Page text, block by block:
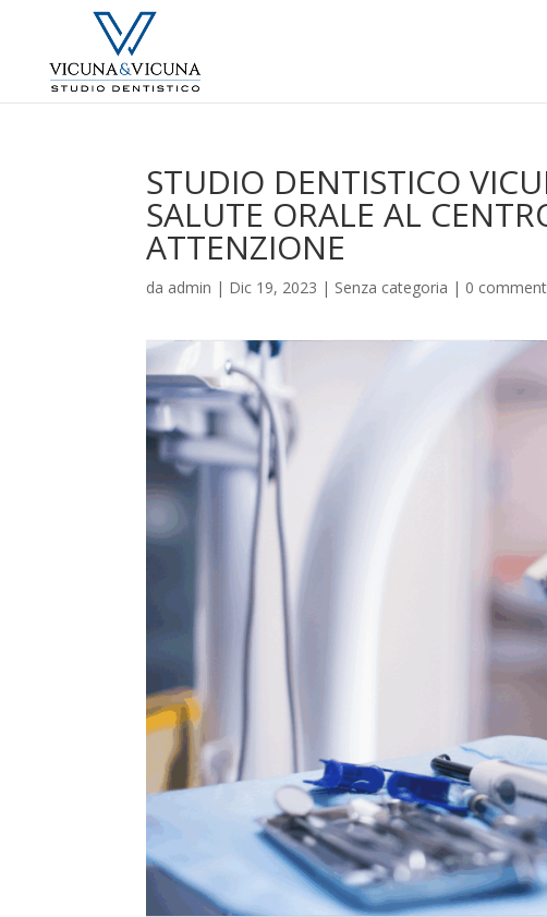
STUDIO DENTISTICO
SALUTE ORALE AL
ATTENZIONE
da admin | Dic 19, 2023 | Senza categoria | 0